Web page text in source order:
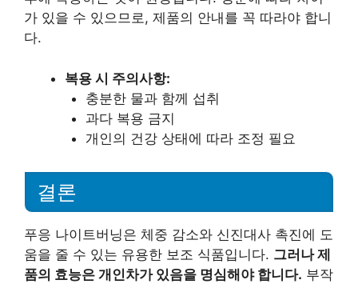
가 있을 수 있으므로, 제품의 안내를 꼭 따라야 합니
다.
복용 시 주의사항:
충분한 물과 함께 섭취
과다 복용 금지
개인의 건강 상태에 따라 조정 필요
결론
푸응 나이트버닝은 체중 감소와 신진대사 촉진에 도
움을 줄 수 있는 유용한 보조 식품입니다. 그러나 제
품의 효능은 개인차가 있음을 명심해야 합니다. 부작